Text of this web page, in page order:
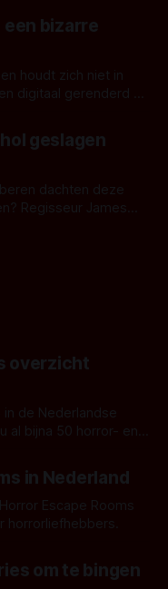
waarvoor de
een bizarre
houdt zich niet in
digitaal gerenderd en
onheilspellends,
met ieder woord
geslagen
dachten deze
Regisseur James
overzicht
de Nederlandse
al bijna 50 horror- en
in Nederland
Escape Rooms
horrorliefhebbers.
om te bingen